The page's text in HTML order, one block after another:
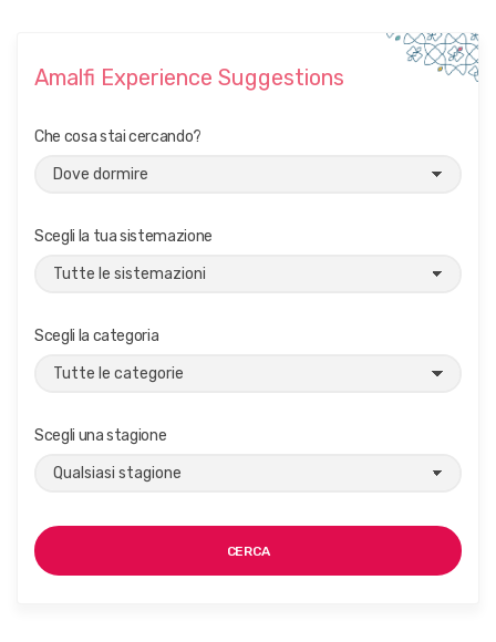
Amalfi Experience Suggestions
Che cosa stai cercando?
Scegli la tua sistemazione
Scegli la categoria
Scegli una stagione
CERCA